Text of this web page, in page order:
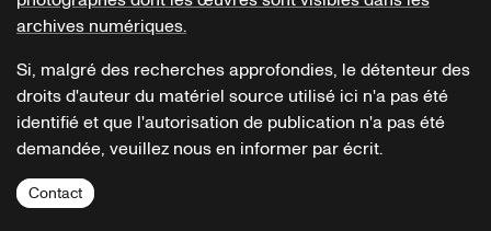
archives numériques.
Si, malgré des recherches approfondies, le détenteur des
droits d'auteur du matériel source utilisé ici n'a pas été
identifié et que l'autorisation de publication n'a pas été
demandée, veuillez nous en informer par écrit.
Contact